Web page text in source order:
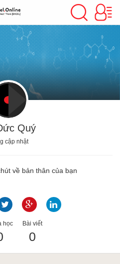
Quý
cập nhật
về bản thân của bạn
học Bài viết
0